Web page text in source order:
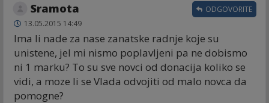
Sramota
13.05.2015 14:49
Ima li nade za nase zanatske radnje koje su
unistene, jel mi nismo poplavljeni pa ne dobismo
ni 1 marku? To su sve novci od donacija koliko se
vidi, a moze li se Vlada odvojiti od malo novca da
pomogne?
ODGOVORITE